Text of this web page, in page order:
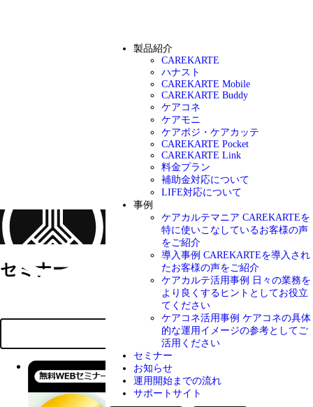
製品紹介
CAREKARTE
ハナスト
CAREKARTE Mobile
CAREKARTE Buddy
ケアコネ
ケアモニ
ケアポジ・ケアカッテ
CAREKARTE Pocket
CAREKARTE Link
料金プラン
補助金対応について
LIFE対応について
事例
ケアカルテマニア CAREKARTEを
特に使いこなしているお客様の声
をご紹介
導入事例 CAREKARTEを導入され
たお客様の声をご紹介
ケアカルテ活用事例
日々の業務を
より良くするヒントとしてお役立
てください
ケアコネ活用事例 ケアコネの具体
的な運用イメージの参考としてご
活用ください
セミナー
お知らせ
運用開始までの流れ
サポートサイト
セミナー
キーワードで絞り込む
ALL